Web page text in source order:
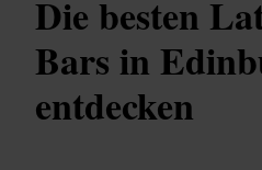
Die besten
Bars in
entdecken